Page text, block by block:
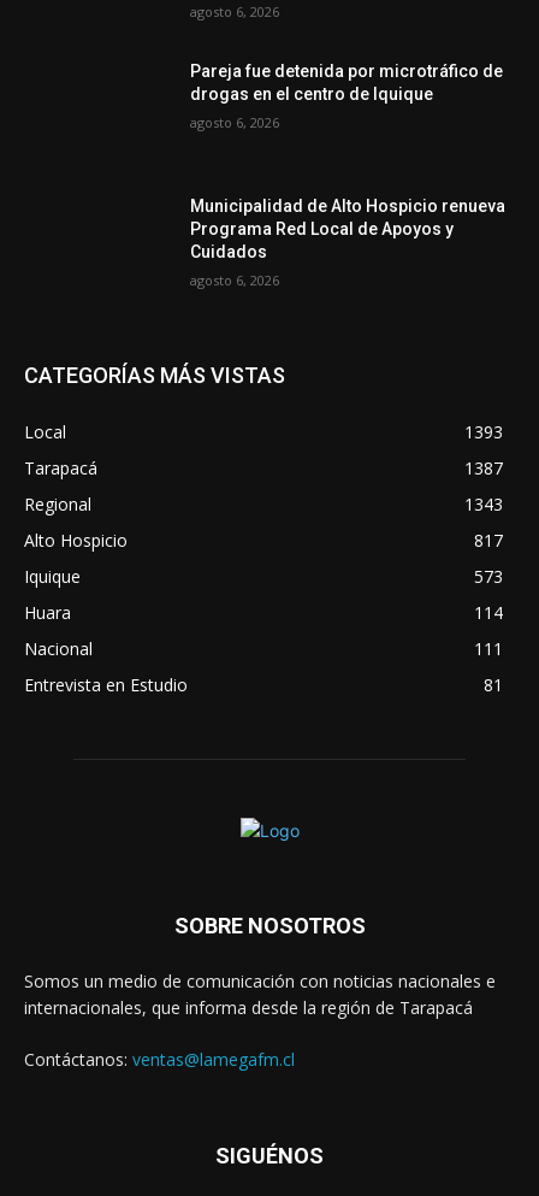
agosto 6, 2026
Pareja fue detenida por microtráfico de
drogas en el centro de Iquique
agosto 6, 2026
Municipalidad de Alto Hospicio renueva
Programa Red Local de Apoyos y
Cuidados
agosto 6, 2026
CATEGORÍAS MÁS VISTAS
Local
1393
Tarapacá
1387
Regional
1343
Alto Hospicio
817
Iquique
573
Huara
114
Nacional
111
Entrevista en Estudio
81
SOBRE NOSOTROS
Somos un medio de comunicación con noticias nacionales e
internacionales, que informa desde la región de Tarapacá
Contáctanos: ventas@lamegafm.cl
SIGUÉNOS